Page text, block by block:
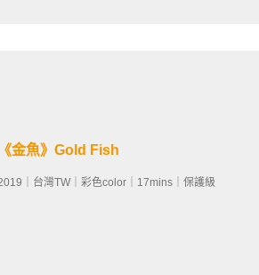
《金魚》Gold Fish
｜台灣TW｜彩色color｜17min‬‬‬s｜保護級‬‬